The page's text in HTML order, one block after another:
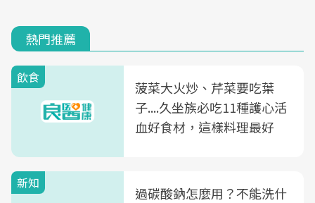
熱門推薦
飲食
菠菜大火炒、芹菜要吃葉
子....久坐族必吃11種護心活
血好食材，這樣料理最好
新知
過碳酸鈉怎麼用？不能洗什